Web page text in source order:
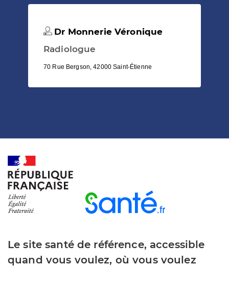
Dr Monnerie Véronique
Radiologue
70 Rue Bergson, 42000 Saint-Étienne
Le site santé de référence, accessible
quand vous voulez, où vous voulez